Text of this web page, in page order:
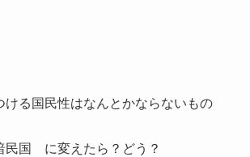
ける国民性はなんとかならないもの
国 に変えたら？どう？